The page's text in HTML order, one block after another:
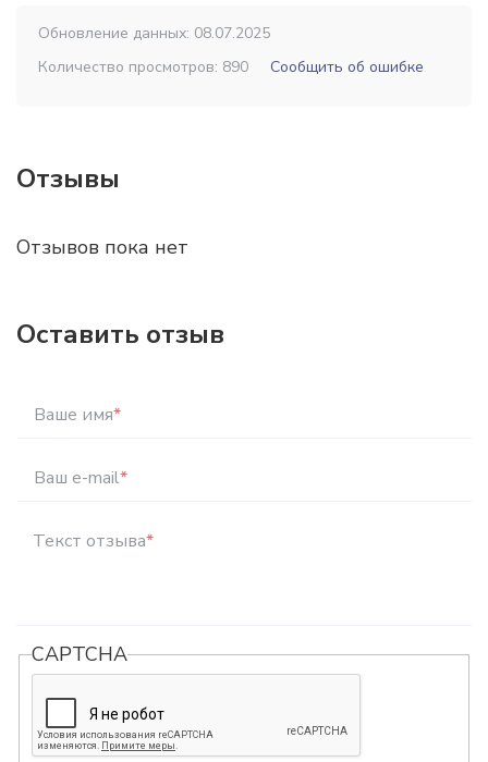
Обновление данных: 08.07.2025
Количество просмотров: 890
Сообщить об ошибке
Отзывы
Отзывов пока нет
Оставить отзыв
Ваше имя*
Ваш e-mail*
Текст отзыва*
CAPTCHA